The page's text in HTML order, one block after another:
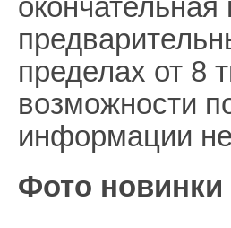
пределах от 8
возможности
информации
Фото